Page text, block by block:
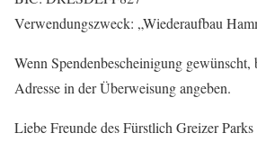
Verwendungszweck: „Wiederaufbau
Wenn Spendenbescheinigung
Adresse in der Überweisung angeben.
Liebe Freunde des Fürstlich Greizer